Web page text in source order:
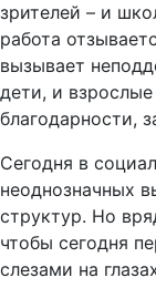
зрителей – и
работа
вызывает
дети, и
благодарности,
Сегодня в
неоднозначных
структур. Но
чтобы сегодня
слезами на